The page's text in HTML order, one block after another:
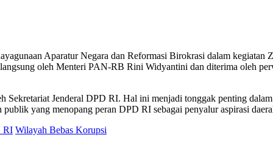
Aparatur Negara dan Reformasi Birokrasi dalam
oleh Menteri PAN-RB Rini Widyantini dan diterima oleh
Jenderal DPD RI. Hal ini menjadi tonggak penting
yang menopang peran DPD RI sebagai penyalur aspirasi
RI Wilayah Bebas Korupsi